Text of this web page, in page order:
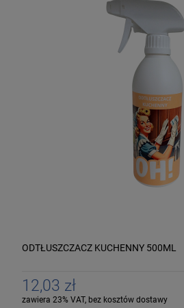
ODTŁUSZCZACZ KUCHENNY 500ML
12,03 zł
zawiera 23% VAT, bez kosztów dostawy